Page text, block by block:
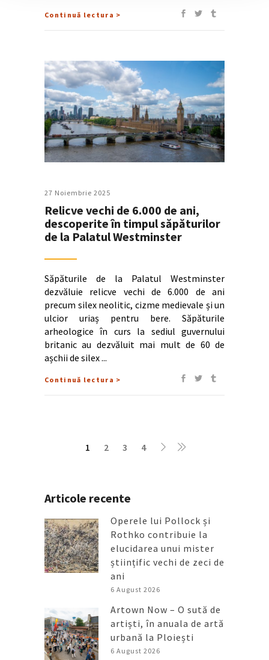
Continuă lectura >
27 Noiembrie 2025
Relicve vechi de 6.000 de ani,
descoperite în timpul săpăturilor
de la Palatul Westminster
Săpăturile de la Palatul Westminster
dezvăluie relicve vechi de 6.000 de ani
precum silex neolitic, cizme medievale și un
ulcior uriaș pentru bere. Săpăturile
arheologice în curs la sediul guvernului
britanic au dezvăluit mai mult de 60 de
așchii de silex
Continuă lectura >
1 2 3 4
Articole recente
Operele lui Pollock și
Rothko contribuie la
elucidarea unui mister
științific vechi de zeci de
ani
6 August 2026
Artown Now – O sută de
artiști, în anuala de artă
urbană la Ploiești
6 August 2026